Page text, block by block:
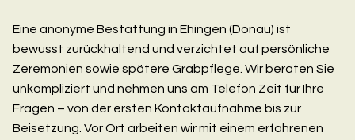
Eine anonyme Bestattung in Ehingen (Donau) ist
bewusst zurückhaltend und verzichtet auf persönliche
Zeremonien sowie spätere Grabpflege. Wir beraten Sie
unkompliziert und nehmen uns am Telefon Zeit für Ihre
Fragen – von der ersten Kontaktaufnahme bis zur
Beisetzung. Vor Ort arbeiten wir mit einem erfahrenen